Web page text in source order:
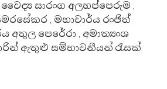
සාරංග අලහප්පෙරුම ,
, මහාචාර්ය රංජිත්
අතුල පෙරේරා , අමාත්‍යංශ
ඇතුළු සම්භාවනීයන් රැසක්